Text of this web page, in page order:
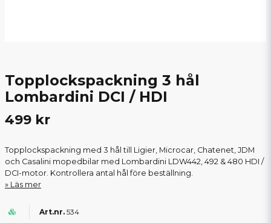
Topplockspackning 3 hål
Lombardini DCI / HDI
499 kr
Topplockspackning med 3 hål till Ligier, Microcar, Chatenet, JDM
och Casalini mopedbilar med Lombardini LDW442, 492 & 480 HDI /
DCI-motor. Kontrollera antal hål före beställning.
Läs mer
534